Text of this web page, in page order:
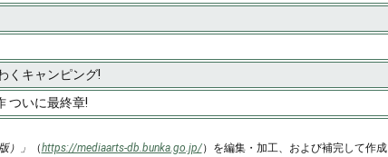
くキャンピング!
ついに最終章!
）」 （https://mediaarts-db.bunka.go.jp/）を編集・加工、および補完して作成